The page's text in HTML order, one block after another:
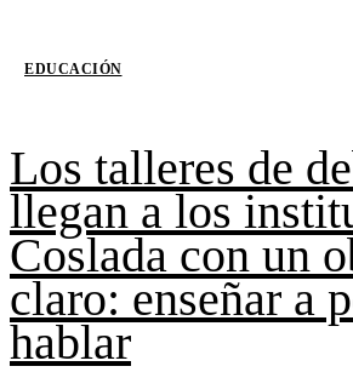
EDUCACIÓN
Los talleres de
llegan a los
Coslada con un
claro: enseñar a
hablar